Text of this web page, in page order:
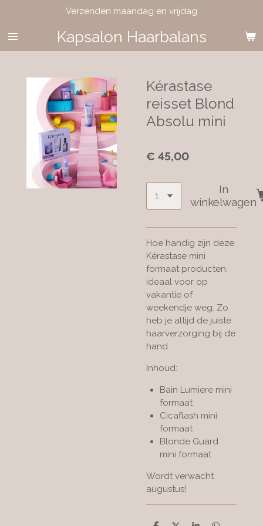
naar
de
Kapsalon Haarbalans
Verzenden maandag en vrijdag
Kérastase
reisset Blond
Absolu mini
€ 45,00
In
winkelwagen
Hoe handig zijn deze
Kérastase mini
formaat producten,
ideaal voor op
vakantie of
weekendje weg. Zo
heb je altijd de juiste
haarverzorging bij de
hand.
Inhoud:
Bain Lumiere mini
formaat
Cicaflash mini
formaat
Blonde Guard
mini formaat
Wordt verwacht
augustus!